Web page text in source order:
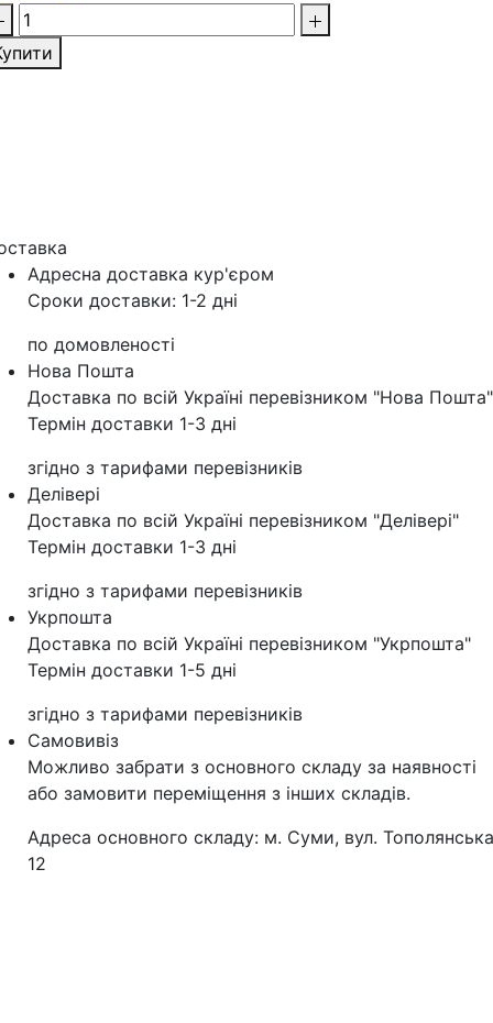
Адресна доставка кур'‎єром
Сроки доставки: 1-2 дні
по домовленості
Нова Пошта
Доставка по всій Україні перевізником "Нова Пошта"
Термін доставки 1-3 дні
згідно з тарифами перевізників
Делівері
Доставка по всій Україні перевізником "Делівері"
Термін доставки 1-3 дні
згідно з тарифами перевізників
Укрпошта
Доставка по всій Україні перевізником "Укрпошта"
Термін доставки 1-5 дні
згідно з тарифами перевізників
Самовивіз
Можливо забрати з основного складу за наявності
або замовити переміщення з інших складів.
Адреса основного складу: м. Суми, вул.
12